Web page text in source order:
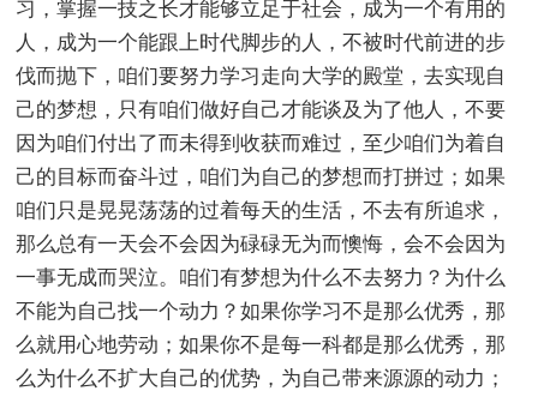
习，掌握一技之长才能够立足于社会，成为一个有用的
人，成为一个能跟上时代脚步的人，不被时代前进的步
伐而抛下，咱们要努力学习走向大学的殿堂，去实现自
己的梦想，只有咱们做好自己才能谈及为了他人，不要
因为咱们付出了而未得到收获而难过，至少咱们为着自
己的目标而奋斗过，咱们为自己的梦想而打拼过；如果
咱们只是晃晃荡荡的过着每天的生活，不去有所追求，
那么总有一天会不会因为碌碌无为而懊悔，会不会因为
一事无成而哭泣。咱们有梦想为什么不去努力？为什么
不能为自己找一个动力？如果你学习不是那么优秀，那
么就用心地劳动；如果你不是每一科都是那么优秀，那
么为什么不扩大自己的优势，为自己带来源源的动力；